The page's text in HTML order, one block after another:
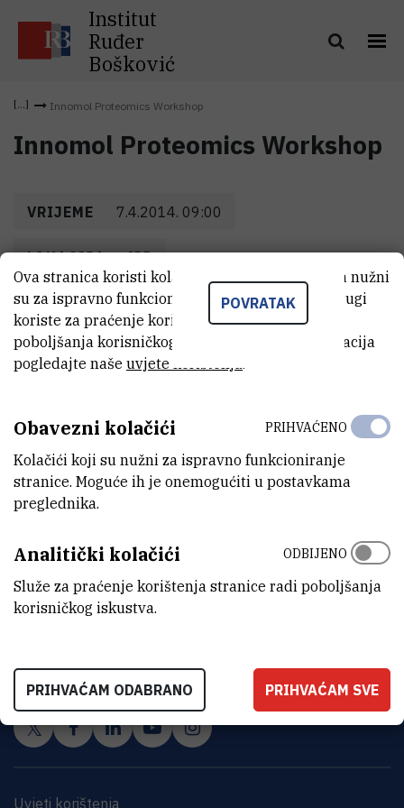
Institut
Ruđer
Bošković
Innomol Proteomics Workshop
Innomol Proteomics Workshop
VRIJEME 7.4.2014. 09:00
LOKACIJA IRB
INSTITUT RUĐER BOŠKOVIĆ
KONTAKTIRAJTE NAS
Uvjeti korištenja
POVRATAK
Ova stranica koristi kolačiće. Neki od tih kolačića nužni
su za ispravno funkcioniranje stranice, dok se drugi
koriste za praćenje korištenja stranice radi
poboljšanja korisničkog iskustva. Za više informacija
pogledajte naše uvjete korištenja.
Obavezni kolačići
Kolačići koji su nužni za ispravno funkcioniranje
stranice. Moguće ih je onemogućiti u postavkama
preglednika.
PRIHVAĆENO
Analitički kolačići
Služe za praćenje korištenja stranice radi poboljšanja
korisničkog iskustva.
ODBIJENO
PRIHVAĆAM ODABRANO PRIHVAĆAM SVE